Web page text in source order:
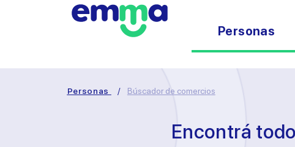
Personas
Personas / Búscador de comercios
Encontrá